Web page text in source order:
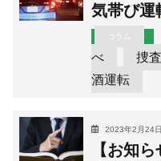
気帯び運
コラム
べ
捜査
酒運転
2023年2月24日
【お知